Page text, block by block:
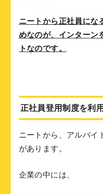
ニートから正社員にな
めなのが、インターン
トなのです。
正社員登用制度を利
ニートから、アルバイ
があります。
企業の中には、